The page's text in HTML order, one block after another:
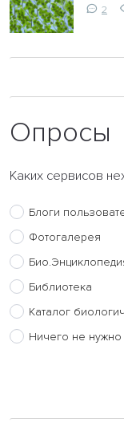
2
Опросы
Каких сервисов
Блоги
Фотогалерея
Библиотека
Каталог
Ничего не нужно